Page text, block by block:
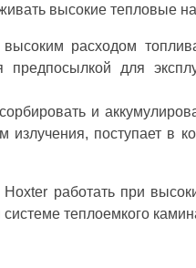
высокие тепловые
расходом
для
и
поступает в
работать при
теплоемкого